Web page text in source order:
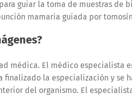
guiar la toma de muestras de
mamaria guiada por
médica. El médico especialista
la especialización y se
del organismo. El